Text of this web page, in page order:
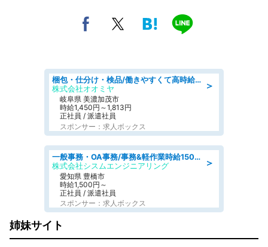
＞
梱包・仕分け・検品/働きやすくて高時給の仕分け作業長期休暇充実/残業なし
株式会社オオミヤ
岐阜県 美濃加茂市
時給1,450円～1,813円
正社員 / 派遣社員
スポンサー：求人ボックス
＞
一般事務・OA事務/事務&軽作業時給1500円土日祝休み各種社保完備
株式会社シスムエンジニアリング
愛知県 豊橋市
時給1,500円～
正社員 / 派遣社員
スポンサー：求人ボックス
姉妹サイト